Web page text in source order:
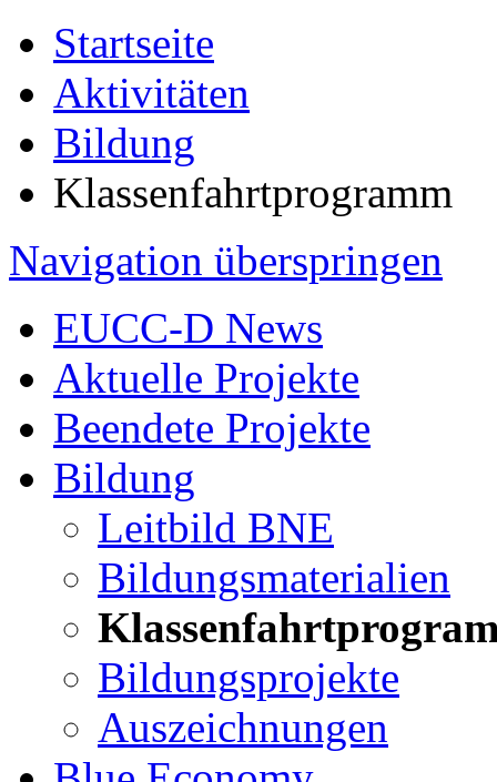
Startseite
Aktivitäten
Bildung
Klassenfahrtprogramm
Navigation überspringen
EUCC-D News
Aktuelle Projekte
Beendete Projekte
Bildung
Leitbild BNE
Bildungsmaterialien
Bildungsprojekte
Auszeichnungen